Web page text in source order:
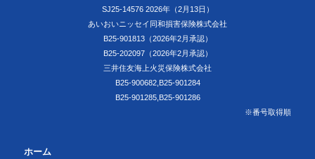
SJ25-14576 2026年（2月13日）
あいおいニッセイ同和損害保険株式会社
B25-901813（2026年2月承認）
B25-202097（2026年2月承認）
三井住友海上火災保険株式会社
B25-900682,B25-901284
B25-901285,B25-901286
※番号取得順
ホーム